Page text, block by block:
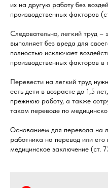
их на другую работу без
производственных факторов
Следовательно, легкий труд –
выполняет без вреда для
полностью исключает
производственных факторов в
Перевести на легкий труд
есть дети в возрасте до 1,5
прежнюю работу, а также
таком переводе по
Основанием для перевода на
работника на перевод или
медицинское заключение (ст.